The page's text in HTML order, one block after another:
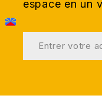
espace en un